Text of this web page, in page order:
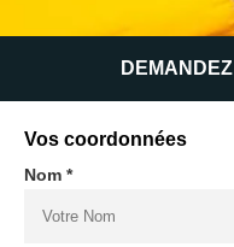
Vos coordonnées
Nom *